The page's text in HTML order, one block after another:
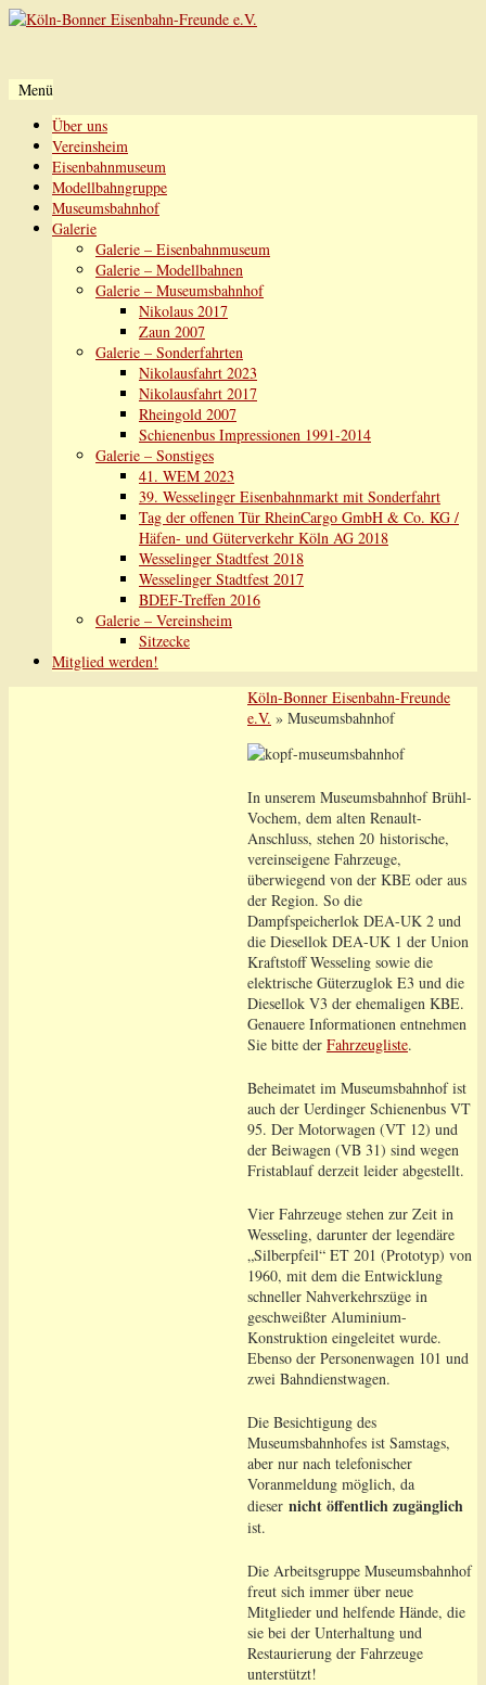
Menü
Zum
Inhalt
springen
Über uns
Vereinsheim
Eisenbahnmuseum
Modellbahngruppe
Museumsbahnhof
Galerie
Galerie – Eisenbahnmuseum
Galerie – Modellbahnen
Galerie – Museumsbahnhof
Nikolaus 2017
Zaun 2007
Galerie – Sonderfahrten
Nikolausfahrt 2023
Nikolausfahrt 2017
Rheingold 2007
Schienenbus Impressionen 1991-2014
Galerie – Sonstiges
41. WEM 2023
39. Wesselinger Eisenbahnmarkt mit Sonderfahrt
Tag der offenen Tür RheinCargo GmbH & Co. KG /
Häfen- und Güterverkehr Köln AG 2018
Wesselinger Stadtfest 2018
Wesselinger Stadtfest 2017
BDEF-Treffen 2016
Galerie – Vereinsheim
Sitzecke
Mitglied werden!
Köln-Bonner Eisenbahn-Freunde
e.V. » Museumsbahnhof
In unserem Museumsbahnhof Brühl-
Vochem, dem alten Renault-
Anschluss, stehen 20 historische,
vereinseigene Fahrzeuge,
überwiegend von der KBE oder aus
der Region. So die
Dampfspeicherlok DEA-UK 2 und
die Diesellok DEA-UK 1 der Union
Kraftstoff Wesseling sowie die
elektrische Güterzuglok E3 und die
Diesellok V3 der ehemaligen KBE.
Genauere Informationen entnehmen
Sie bitte der Fahrzeugliste.
Beheimatet im Museumsbahnhof ist
auch der Uerdinger Schienenbus VT
95. Der Motorwagen (VT 12) und
der Beiwagen (VB 31) sind wegen
Fristablauf derzeit leider abgestellt.
Vier Fahrzeuge stehen zur Zeit in
Wesseling, darunter der legendäre
„Silberpfeil“ ET 201 (Prototyp) von
1960, mit dem die Entwicklung
schneller Nahverkehrszüge in
geschweißter Aluminium-
Konstruktion eingeleitet wurde.
Ebenso der Personenwagen 101 und
zwei Bahndienstwagen.
Die Besichtigung des
Museumsbahnhofes ist Samstags,
aber nur nach telefonischer
Voranmeldung möglich, da
dieser nicht öffentlich zugänglich
ist.
Die Arbeitsgruppe Museumsbahnhof
freut sich immer über neue
Mitglieder und helfende Hände, die
sie bei der Unterhaltung und
Restaurierung der Fahrzeuge
unterstützt!